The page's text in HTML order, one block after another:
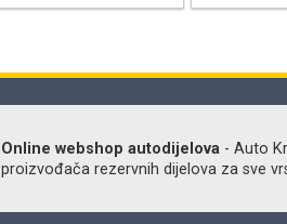
Online webshop autodijelova - Auto
proizvođača rezervnih dijelova za sve